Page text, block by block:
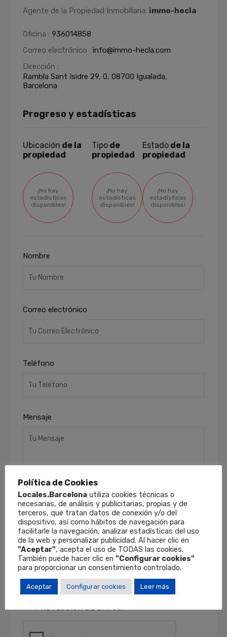
Agente de la Propiedad Inmobiliaria: immo-hecla
Oficina : 936014858
Correo electrónico : info@immo-hecla.com
Dirección :
Rambla Sant Isidre 29, 0, 08700 Igualada,
Barcelona
Progreso y estadísticas
Ubicación de la
propiedad
¡No hay
estadísticas
disponibles!
Tipo de
propiedad
¡No hay
estadísticas
disponibles!
Estado de la
propiedad
¡No hay
estadísticas
disponibles!
Nombre
Correo electrónico
Teléfono
Mensaje
He leído y acepto laPolítica de Privacidad
Finalidades: Responder a sus solicitudes y
remitirle información comercial de nuestros
productos y servicios, incluso por medios
electrónicos.Derechos: Puede retirar su
consentimiento en cualquier momento, así
otros derechos en locales@locales.barcelona.
Más información en el apartado de
PROTECCIÓN DE DATOS.
Política de Cookies
Locales.Barcelona utiliza cookies técnicas o
necesarias, de análisis y publicitarias, propias y de
terceros, que tratan datos de conexión y/o del
dispositivo, así como hábitos de navegación para
facilitarle la navegación, analizar estadísticas del uso
de la web y personalizar publicidad. Al hacer clic en
"Aceptar", acepta el uso de TODAS las cookies.
También puede hacer clic en "Configurar cookies"
para proporcionar un consentimiento controlado.
Aceptar Configurar cookies Leer más